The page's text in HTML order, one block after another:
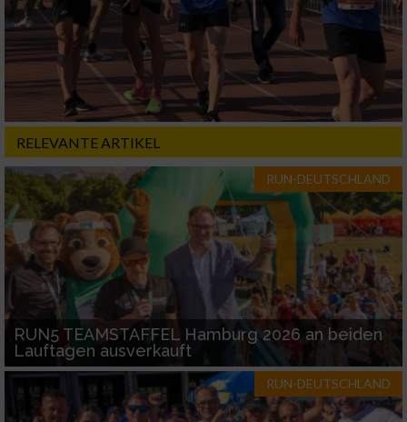
RELEVANTE ARTIKEL
RUN-DEUTSCHLAND
RUN5 TEAMSTAFFEL Hamburg 2026 an beiden
Lauftagen ausverkauft
RUN-DEUTSCHLAND
Nicht-IAB-Verarbeitungszwecke:
Notwendig
Performance
Funktional
Werbung